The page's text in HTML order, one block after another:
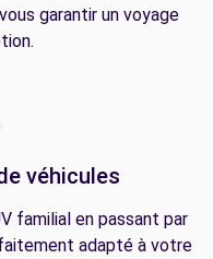
garantir un voyage
véhicules
familial en passant par
adapté à votre